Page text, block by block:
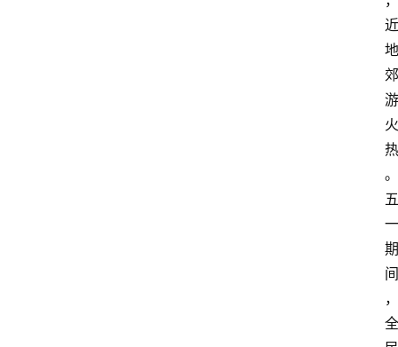
近
地
郊
游
火
热
。
五
一
期
间
，
全